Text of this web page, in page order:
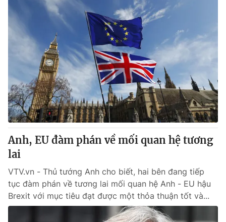
Anh, EU đàm phán về mối quan hệ tương
lai
VTV.vn - Thủ tướng Anh cho biết, hai bên đang tiếp
tục đàm phán về tương lai mối quan hệ Anh - EU hậu
Brexit với mục tiêu đạt được một thỏa thuận tốt và...